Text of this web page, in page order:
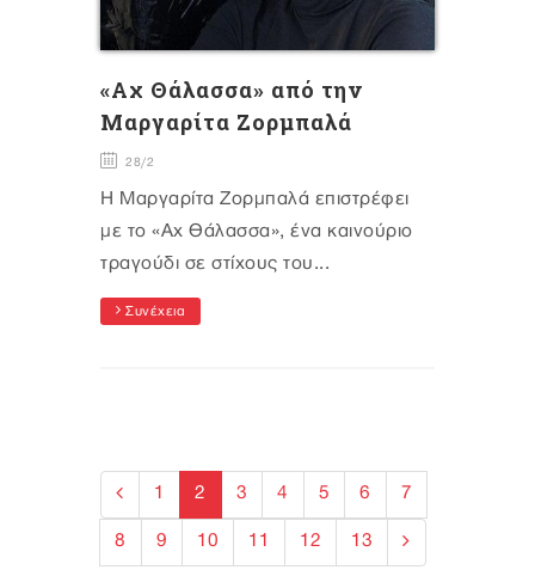
«Αχ Θάλασσα» από την
Μαργαρίτα Ζορμπαλά
28/2
Η Μαργαρίτα Ζορμπαλά επιστρέφει
με το «Αχ Θάλασσα», ένα καινούριο
τραγούδι σε στίχους του...
Συνέχεια
1 2 3 4 5 6 7
8 9 10 11 12 13